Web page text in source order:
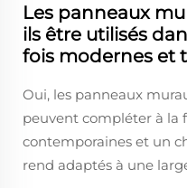
Les panneaux
ils être utilisés
fois modernes et
Oui, les panneaux
peuvent compléter à la
contemporaines et un
rend adaptés à une